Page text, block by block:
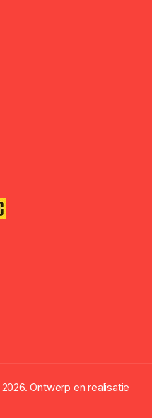
2026. Ontwerp en realisatie